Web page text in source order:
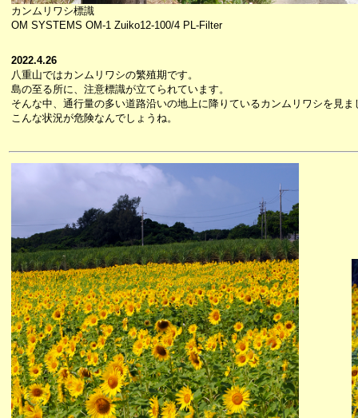
カンムリワシ標識
OM SYSTEMS OM-1 Zuiko12-100/4 PL-Filter
2022.4.26
八重山ではカンムリワシの繁殖期です。
島の至る所に、注意標識が立てられています。
そんな中、通行量の多い道路沿いの地上に降りているカンムリワシを見ま
こんな状況が危険なんでしょうね。